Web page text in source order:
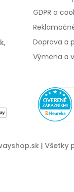
GDPR a
Doprava a
Výmena a
| Všetky